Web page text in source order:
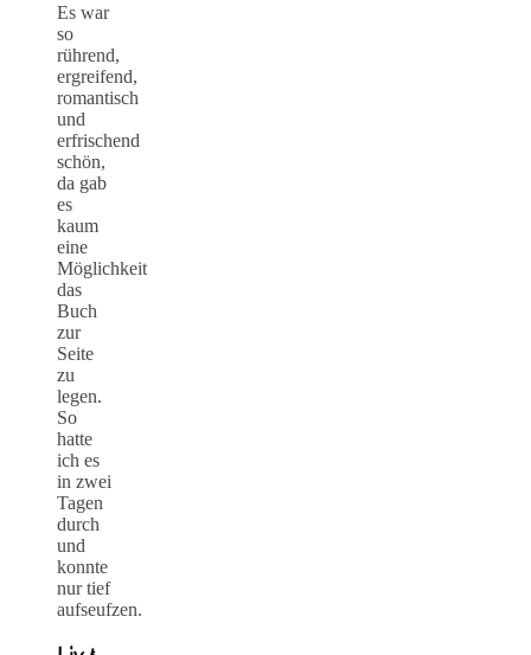
Es war
so
rührend,
ergreifend,
romantisch
und
erfrischend
schön,
da gab
es
kaum
eine
Möglichkeit
das
Buch
zur
Seite
zu
legen.
So
hatte
ich es
in zwei
Tagen
durch
und
konnte
nur tief
aufseufzen.